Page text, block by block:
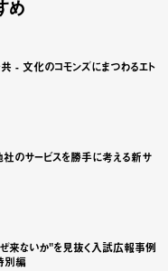
め
- 文化のコモンズにまつわるエト
- 文化のコモンズにまつ
サービスを勝手に考える新サ
ビスを勝手に考える
ぜ来ないか"を見抜く入試広報事例
別編
来ないか"を見抜く入